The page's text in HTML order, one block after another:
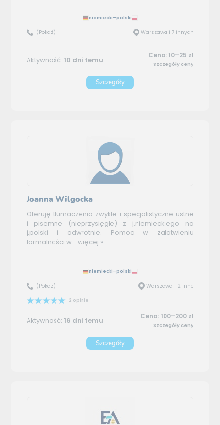
niemiecki–polski
(Pokaż) Warszawa i 7 innych
Aktywność:10 dni temu Cena: 10–25 zł
Szczegóły ceny
Szczegóły
Joanna Wilgocka
Oferuję tłumaczenia zwykłe i specjalistyczne ustne
i pisemne (nieprzysięgłe) z j.niemieckiego na
j.polski i odwrotnie. Pomoc w załatwieniu
formalności w... więcej »
niemiecki–polski
(Pokaż) Warszawa i 2 inne
2 opinie
Aktywność:16 dni temu Cena: 100–200 zł
Szczegóły ceny
Szczegóły